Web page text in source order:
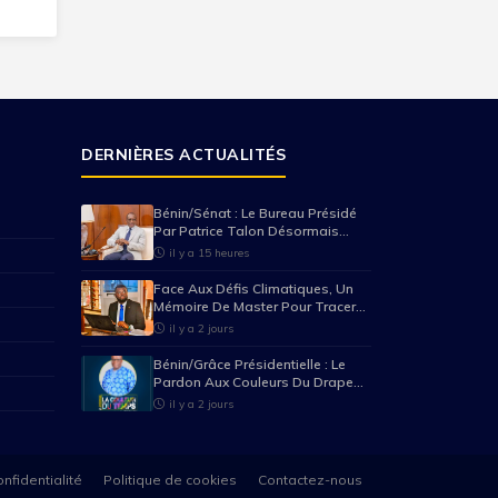
DERNIÈRES ACTUALITÉS
Bénin/Sénat : Le Bureau Présidé
Par Patrice Talon Désormais
Connu
il y a 15 heures
Face Aux Défis Climatiques, Un
Mémoire De Master Pour Tracer
Des Pistes Pour Réduire Les
Bien Pour Mario Pancrace
Sossou-Houessou)
il y a 2 jours
Bénin/Grâce Présidentielle : Le
Pardon Aux Couleurs Du Drapeau
(Par Alexis AZONWAKIN )
il y a 2 jours
Politique de cookies Contactez-nous